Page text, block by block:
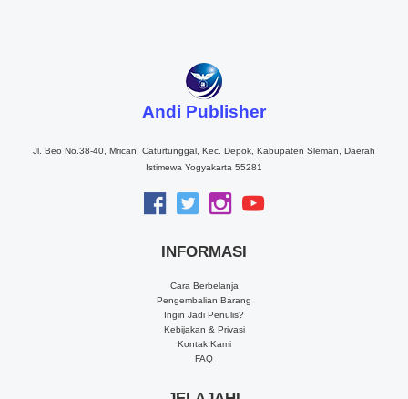
Andi Publisher
Jl. Beo No.38-40, Mrican, Caturtunggal, Kec. Depok, Kabupaten Sleman, Daerah
Istimewa Yogyakarta 55281
INFORMASI
Cara Berbelanja
Pengembalian Barang
Ingin Jadi Penulis?
Kebijakan & Privasi
Kontak Kami
FAQ